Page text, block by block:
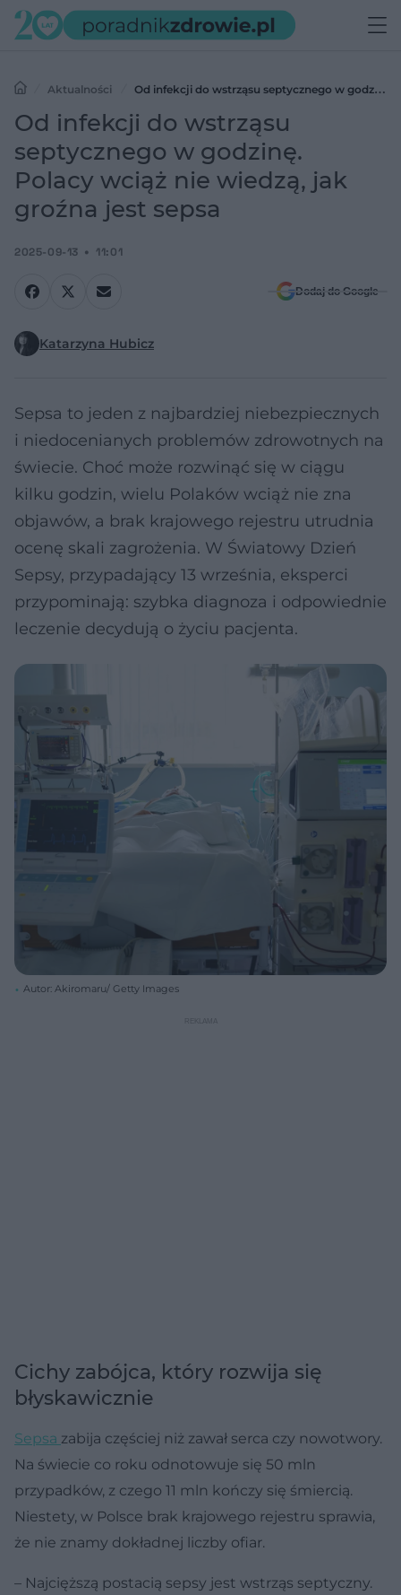
Aktualności
Od infekcji do wstrząsu septycznego w godzinę.
Polacy wciąż nie wiedzą, jak groźna jest sepsa
Od infekcji do wstrząsu
septycznego w godzinę.
Polacy wciąż nie wiedzą, jak
groźna jest sepsa
2025-09-13 11:01
Dodaj do Google
Katarzyna Hubicz
Sepsa to jeden z najbardziej niebezpiecznych
i niedocenianych problemów zdrowotnych na
świecie. Choć może rozwinąć się w ciągu
kilku godzin, wielu Polaków wciąż nie zna
objawów, a brak krajowego rejestru utrudnia
ocenę skali zagrożenia. W Światowy Dzień
Sepsy, przypadający 13 września, eksperci
przypominają: szybka diagnoza i odpowiednie
leczenie decydują o życiu pacjenta.
Autor: Akiromaru/ Getty Images
Cichy zabójca, który rozwija się
błyskawicznie
Sepsa zabija częściej niż zawał serca czy nowotwory.
Na świecie co roku odnotowuje się 50 mln
przypadków, z czego 11 mln kończy się śmiercią.
Niestety, w Polsce brak krajowego rejestru sprawia,
że nie znamy dokładnej liczby ofiar.
– Najcięższą postacią sepsy jest wstrząs septyczny.